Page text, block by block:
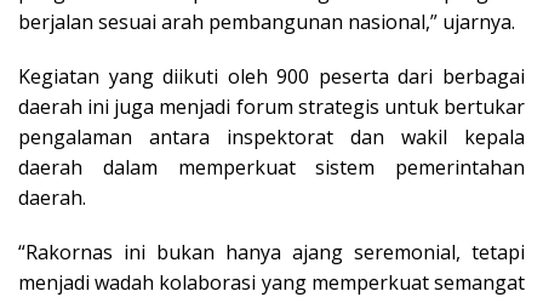
berjalan sesuai arah pembangunan nasional,” ujarnya.
Kegiatan yang diikuti oleh 900 peserta dari berbagai
daerah ini juga menjadi forum strategis untuk bertukar
pengalaman antara inspektorat dan wakil kepala
daerah dalam memperkuat sistem pemerintahan
daerah.
“Rakornas ini bukan hanya ajang seremonial, tetapi
menjadi wadah kolaborasi yang memperkuat semangat